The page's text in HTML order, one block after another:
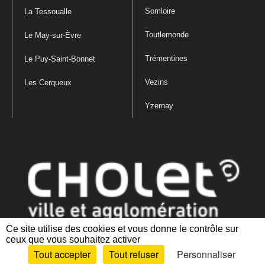
Ce site utilise des cookies et vous donne le contrôle sur
ceux que vous souhaitez activer
Tout accepter Tout refuser Personnaliser
La Tessoualle
Le May-sur-Èvre
Le Puy-Saint-Bonnet
Les Cerqueux
Somloire
Toutlemonde
Trémentines
Vezins
Yzernay
Mentions légales|Politique de confidentialité
des cookies |Plan du site Accessibilité : partiellement conforme